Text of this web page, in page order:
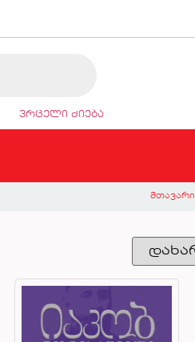
ვრცელი ძიება
მთავარი